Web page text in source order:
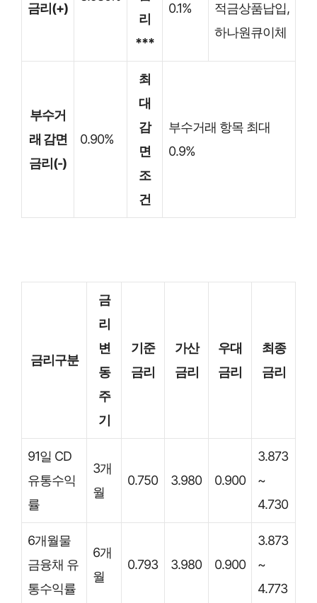
리
***
금리(+)
0.1%
적금상품납입,
하나원큐이체
부수거
래 감면
금리(-)
0.90%
최
대
감
면
조
건
부수거래 항목 최대
0.9%
금리구분
금
리
변
동
주
기
기준
금리
가산
금리
우대
금리
최종
금리
91일 CD
유통수익
률
3개
월
0.750 3.980 0.900
3.873
~
4.730
6개월물
금융채 유
통수익률
6개
월
0.793 3.980 0.900
3.873
~
4.773